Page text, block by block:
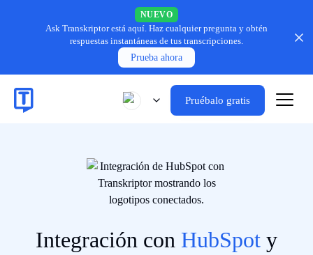
NUEVO
Ask Transkriptor está aquí. Haz cualquier pregunta y obtén
respuestas instantáneas de tus transcripciones.
Prueba ahora
Pruébalo gratis
Integración con HubSpot y